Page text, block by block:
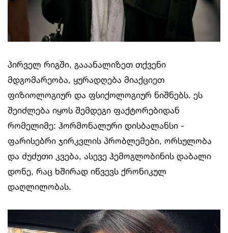
პირველ რიგში, გააანალიზეთ თქვენი
მდგომარეობა, ყურადღება მიაქციეთ
ფიზიოლოგიურ და ფსიქოლოგიურ ნიშნებს. ეს
შეიძლება იყოს შემდეგი ფაქტორებიდან
რომელიმე: ჰორმონალური დისბალანსი -
ფარისებრი ჯირკვლის პრობლემები, ორსულობა
და ძუძუთი კვება, ასევე ჰემოგლობინის დაბალი
დონე, რაც ხშირად იწვევს ქრონიკულ
დაღლილობას.